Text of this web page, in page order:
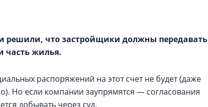
решили, что застройщики должны передавать
часть жилья.
распоряжений на этот счет не будет (даже
Но если компании заупрямятся — согласования
добывать через суд.
в